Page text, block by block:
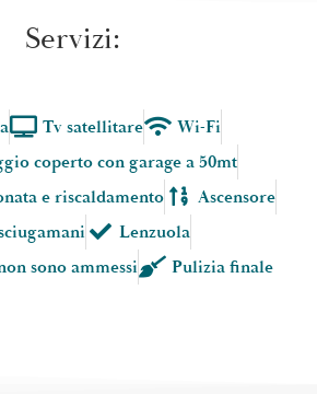
Servizi:
Tv satellitare
Wi-Fi
coperto con garage a 50mt
e riscaldamento
Ascensore
Lenzuola
sono ammessi
Pulizia finale